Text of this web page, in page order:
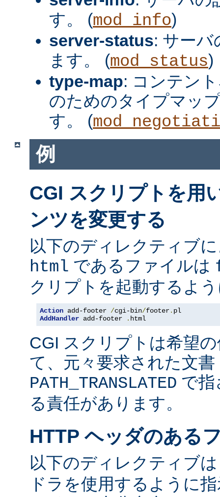
す。 (mod_info)
server-status: サーバ
ます。 (mod_status)
type-map: コンテン
のためのタイプマッ
す。 (
例
CGI スクリプトを用
ンツを変更する
以下のディレクティブ
html であるファイルは
クリプトを起動するよ
Action add-footer /cgi-bin/footer.
AddHandler add-footer . html
CGI スクリプトは希望
て、元々要求された文書
PATH_TRANSLATED で指
る責任があります。
HTTP ヘッダのある
以下のディレクティブ
ドラを使用するように